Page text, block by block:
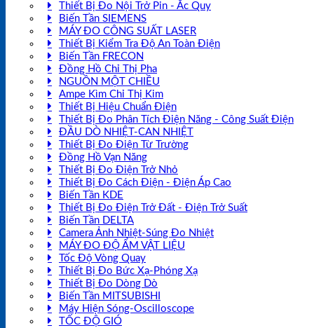
Thiết Bị Đo Nội Trở Pin - Ắc Quy
Biến Tần SIEMENS
MÁY ĐO CÔNG SUẤT LASER
Thiết Bị Kiểm Tra Độ An Toàn Điện
Biến Tần FRECON
Đồng Hồ Chỉ Thị Pha
NGUỒN MỘT CHIỀU
Ampe Kìm Chỉ Thị Kim
Thiết Bị Hiệu Chuẩn Điện
Thiết Bị Đo Phân Tích Điện Năng - Công Suất Điện
ĐẦU DÒ NHIỆT-CAN NHIỆT
Thiết Bị Đo Điện Từ Trường
Đồng Hồ Vạn Năng
Thiết Bị Đo Điện Trở Nhỏ
Thiết Bị Đo Cách Điện - Điện Áp Cao
Biến Tần KDE
Thiết Bị Đo Điện Trở Đất - Điện Trở Suất
Biến Tần DELTA
Camera Ảnh Nhiệt-Súng Đo Nhiệt
MÁY ĐO ĐỘ ẨM VẬT LIỆU
Tốc Độ Vòng Quay
Thiết Bị Đo Bức Xạ-Phóng Xạ
Thiết Bị Đo Dòng Dò
Biến Tần MITSUBISHI
Máy Hiện Sóng-Oscilloscope
TỐC ĐỘ GIÓ